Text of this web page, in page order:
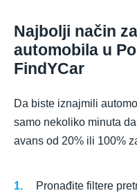
Najbolji način
automobila u
FindYCar
Da biste iznajmili
samo nekoliko minuta
avans od 20% ili 100%
Pronađite filtere